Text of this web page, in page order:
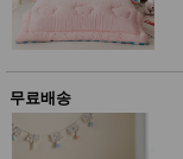
무료배송